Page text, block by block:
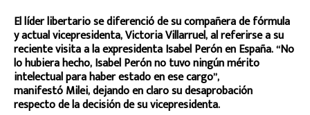
El líder libertario se diferenció de su compañera de fórmula
y actual vicepresidenta, Victoria Villarruel, al referirse a su
reciente visita a la expresidenta Isabel Perón en España. “No
lo hubiera hecho, Isabel Perón no tuvo ningún mérito
intelectual para haber estado en ese cargo”,
manifestó Milei, dejando en claro su desaprobación
respecto de la decisión de su vicepresidenta.